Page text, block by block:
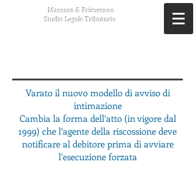
Massara & Primerano
Studio Legale Tributario
Varato il nuovo modello di avviso di
intimazione
Cambia la forma dell’atto (in vigore dal
1999) che l’agente della riscossione deve
notificare al debitore prima di avviare
l’esecuzione forzata